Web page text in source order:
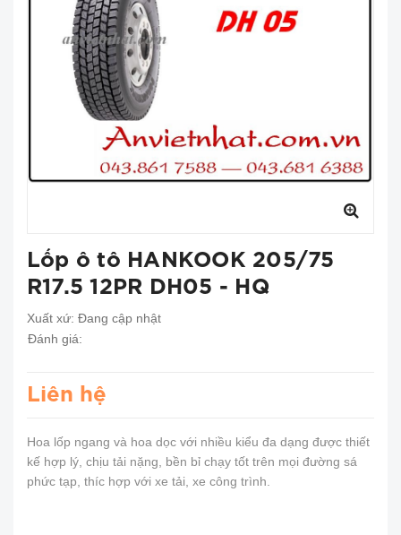
Lốp ô tô HANKOOK 205/75
R17.5 12PR DH05 - HQ
Xuất xứ: Đang cập nhật
Đánh giá:
Liên hệ
Hoa lốp ngang và hoa dọc với nhiều kiểu đa dạng được thiết
kế hợp lý, chịu tải nặng, bền bỉ chạy tốt trên mọi đường sá
phức tạp, thíc hợp với xe tải, xe công trình.